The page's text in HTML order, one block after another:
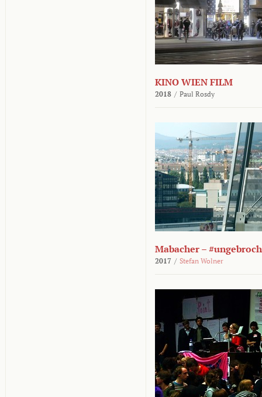
KINO WIEN FILM
2018 / Paul Rosdy
Mabacher –
2017 / Stefan Wolner